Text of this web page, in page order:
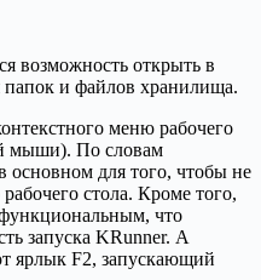
возможность открыть в
папок и файлов хранилища.
меню рабочего
мыши). По словам
основном для того, чтобы не
стола. Кроме того,
что
запуска KRunner. А
ярлык F2, запускающий